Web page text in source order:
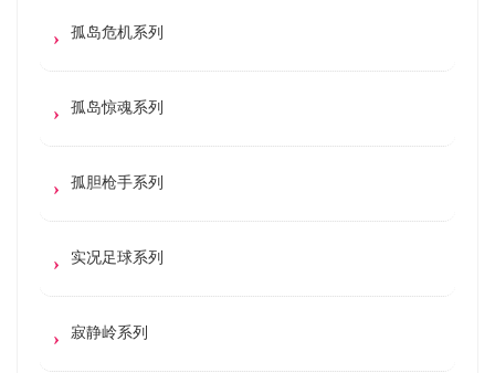
孤岛危机系列
孤岛惊魂系列
孤胆枪手系列
实况足球系列
寂静岭系列